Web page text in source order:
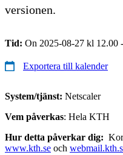
versionen.
Tid: On 2025-08-27 kl 12.00
Exportera till kalender
System/tjänst: Netscaler
Vem påverkas: Hela KTH
Hur detta påverkar dig:
www.kth.se och